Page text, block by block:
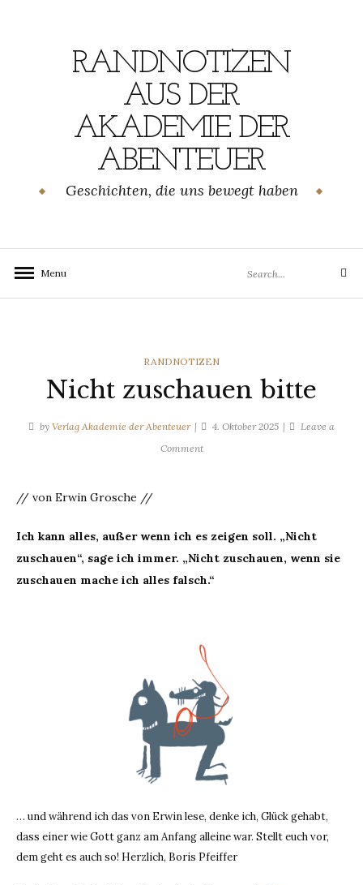
RANDNOTIZEN
AUS DER
AKADEMIE DER
ABENTEUER
Geschichten, die uns bewegt haben
Menu
for:
Search
CATEGORIES
RANDNOTIZEN
Nicht zuschauen bitte
by Verlag Akademie der Abenteuer 4. Oktober 2025
Leave a
Commenton
// von Erwin Grosche //
Ich kann alles, außer wenn ich es zeigen soll. „Nicht
zuschauen“, sage ich immer. „Nicht zuschauen, wenn sie
zuschauen mache ich alles falsch.“
… und während ich das von Erwin lese, denke ich, Glück gehabt,
dass einer wie Gott ganz am Anfang alleine war. Stellt euch vor,
dem geht es auch so! Herzlich, Boris Pfeiffer